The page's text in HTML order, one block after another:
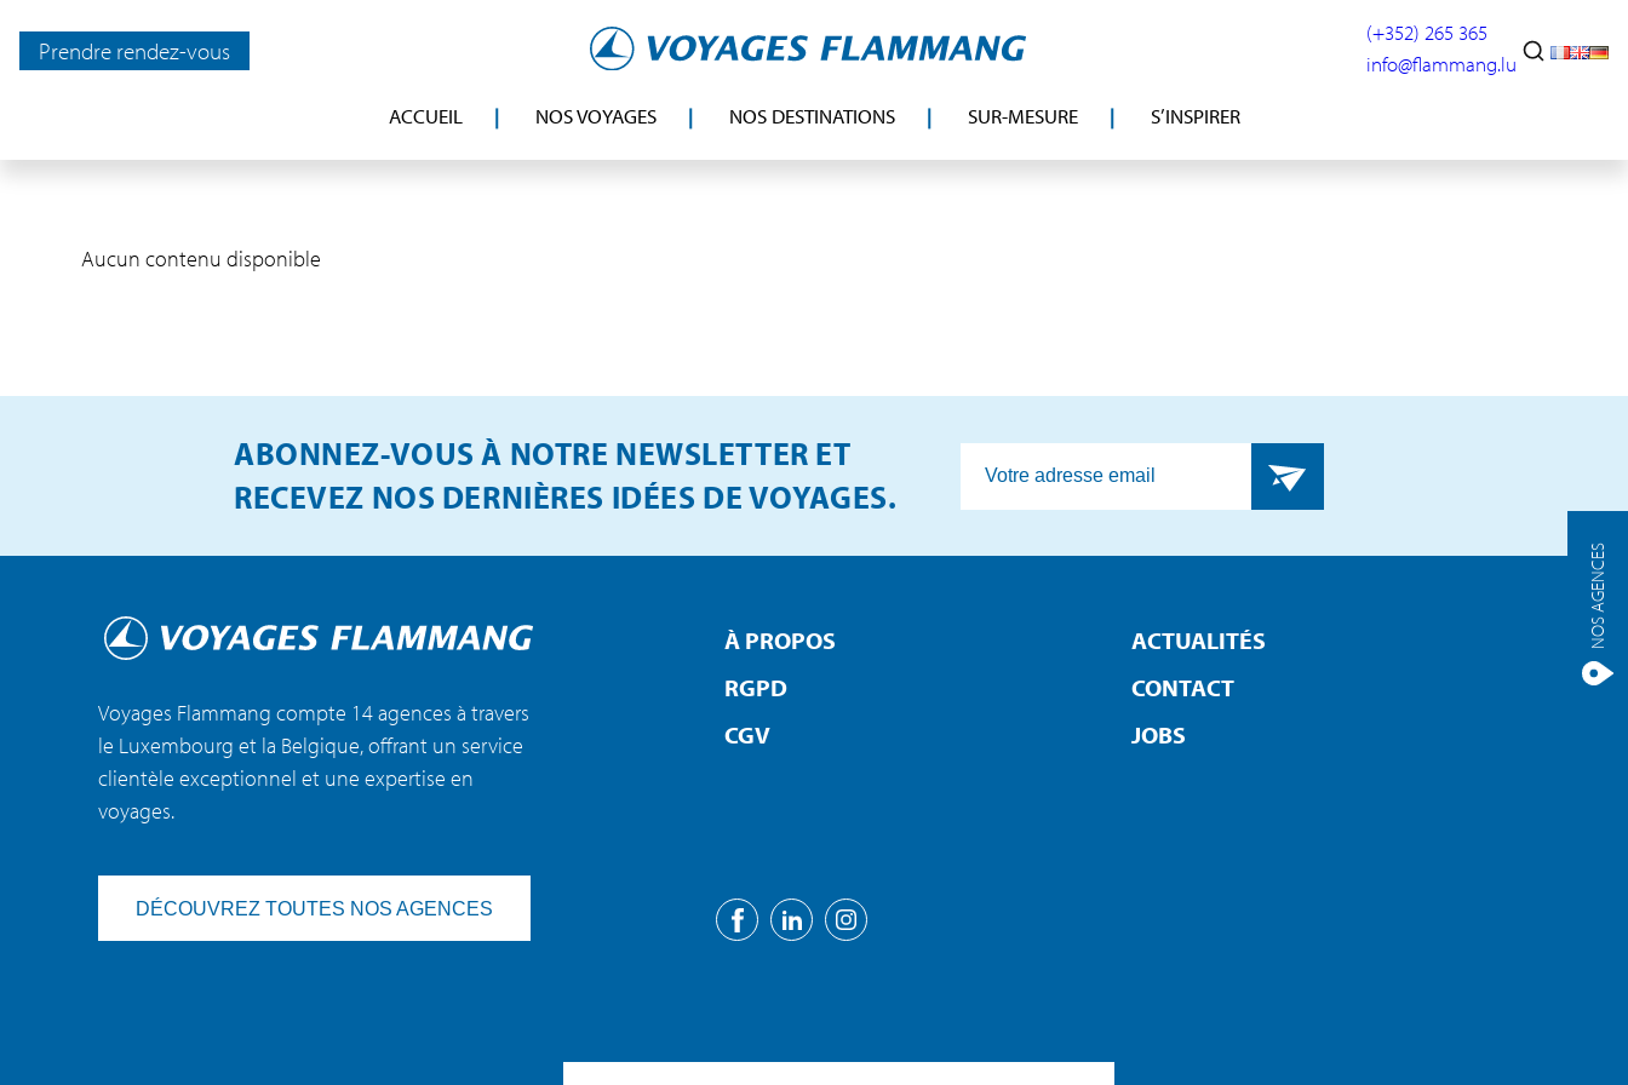
Prendre rendez-vous
(+352) 265 365
info@flammang.lu
NOS AGENCES
ACCUEIL NOS VOYAGES NOS DESTINATIONS SUR-MESURE S’INSPIRER
Aucun contenu disponible
ABONNEZ-VOUS À NOTRE NEWSLETTER ET
RECEVEZ NOS DERNIÈRES IDÉES DE VOYAGES.
Voyages Flammang compte 14 agences à travers
le Luxembourg et la Belgique, offrant un service
clientèle exceptionnel et une expertise en
voyages.
DÉCOUVREZ TOUTES NOS AGENCES
À PROPOS
ACTUALITÉS
RGPD
CONTACT
CGV
JOBS